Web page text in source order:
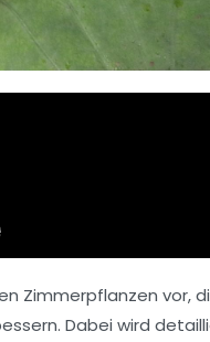
Zimmerpflanzen vor,
Dabei wird